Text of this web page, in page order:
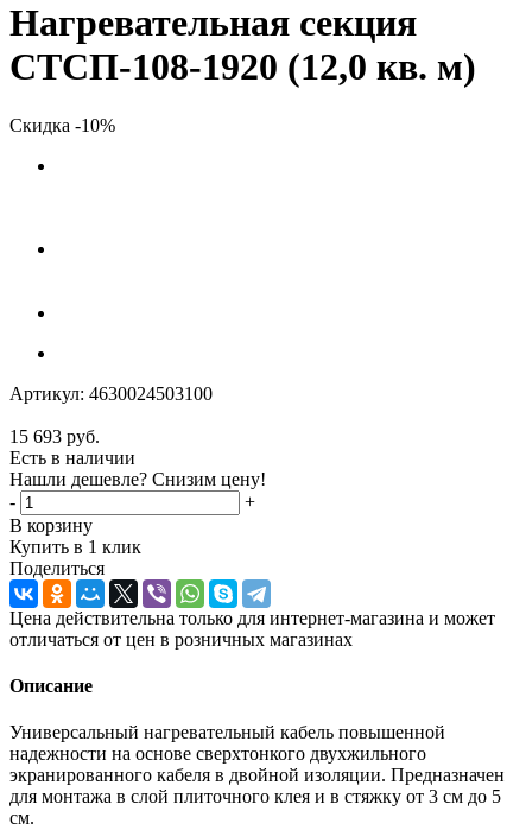
Нагревательная секция
СТСП-108-1920 (12,0 кв. м)
Скидка -10%
Артикул: 4630024503100
15 693 руб.
Есть в наличии
Нашли дешевле? Снизим цену!
-
+
В корзину
Купить в 1 клик
Поделиться
Цена действительна только для интернет-магазина и может
отличаться от цен в розничных магазинах
Описание
Универсальный нагревательный кабель повышенной
надежности на основе сверхтонкого двухжильного
экранированного кабеля в двойной изоляции. Предназначен
для монтажа в слой плиточного клея и в стяжку от 3 см до 5
см.